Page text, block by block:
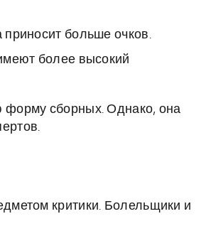
приносит больше очков.
более высокий
форму сборных. Однако, она
критики. Болельщики и